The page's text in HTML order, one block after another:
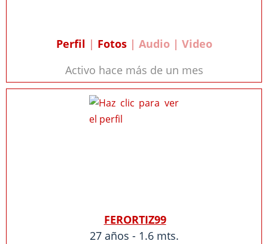
Perfil | Fotos| Audio | Video
Activo hace más de un mes
FERORTIZ99
27 años - 1.6 mts.